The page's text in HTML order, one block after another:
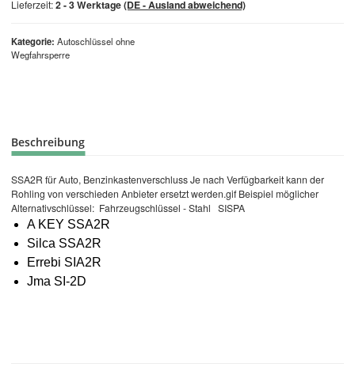
Kategorie Autoschlüssel ohne
Wegfahrsperre
Lieferzeit:2 - 3 Werktage(DE - Ausland abweichend)
Beschreibung
SSA2R für Auto, Benzinkastenverschluss Je nach Verfügbarkeit kann der
Rohling von verschieden Anbieter ersetzt werden.gif Beispiel möglicher
Alternativschlüssel: Fahrzeugschlüssel - Stahl SISPA
A KEY SSA2R
Silca SSA2R
Errebi SIA2R
Jma SI-2D